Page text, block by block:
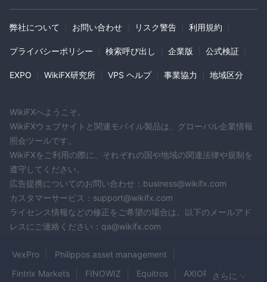
どの取引手段で取引できますか GrowPro Markets
GrowPro Markets外国為替、暗号通貨、株式、指数、商品、貴金
必要な最低預金はいくらですかGrowPro Markets？
で利用可能な最大取引レバレッジ GrowPro Marketsプラットフォ
ームは最大 1:200 です。
弊社について お問い合わせ リスク警告 利用規約
プライバシーポリシー 検索呼び出し 企業版 公式検証
EXPO WikiFX研究所 VPS ヘルプ 事業協力 地域区分
WikiFXへようこそ。
WikiFXウェブサイトと関連モバイル製品は、グローバル企業情報
照会ツールです。
WikiFXをご利用の際に、それぞれの国や地域の関連法律や規制を
遵守してください。
広告提携についてのお問い合わせ：business@wikifx.com
カスタマーサービス：support@wikifx.com
ライセンス情報などの修正をご希望の場合は、以下のメールアド
レスにご連絡ください：qa@wikifx.com
VexPro
Philippos asset management
Fintrix Markets
FINOWIZ Equitros AXIORY さらに